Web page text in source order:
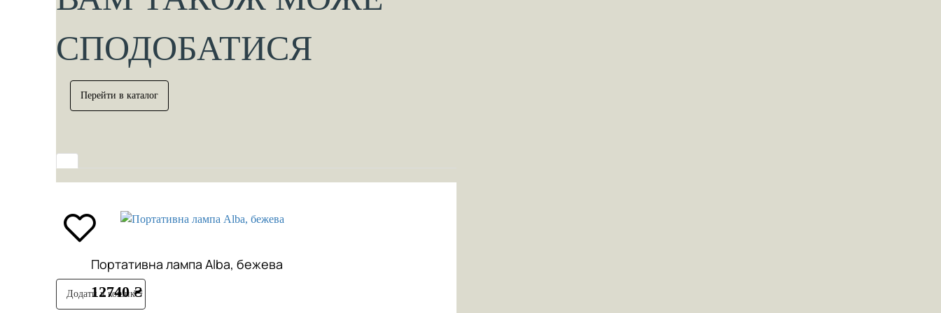
СПОДОБАТИСЯ
Перейти в каталог
Портативна лампа Alba, бежева
12740 ₴
Додати в кошик